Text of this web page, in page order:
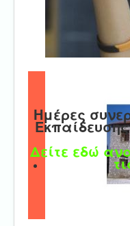
Επικοινωνία
Ημέρες
Δείτε εδώ